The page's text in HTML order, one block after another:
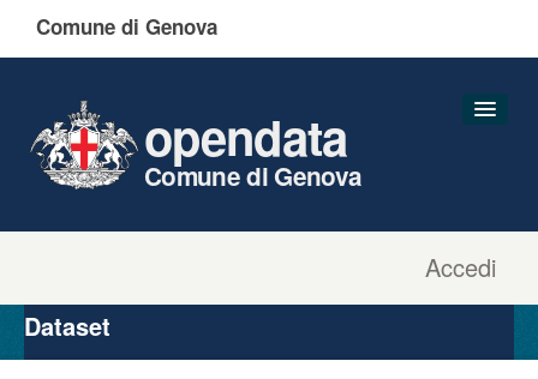
Comune di Genova
Accedi
opendata
Comune di Genova
Organizzazioni
Gruppi
Dataset